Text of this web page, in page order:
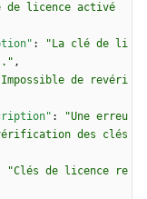
de licence activé
:
"La clé de li
,
de revéri
:
"Une erreu
des clés
"Clés de licence re